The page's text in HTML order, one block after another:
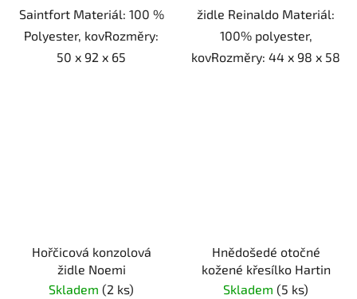
Saintfort Materiál: 100 %
Polyester, kovRozměry:
50 x 92 x 65
židle Reinaldo Materiál:
100% polyester,
kovRozměry: 44 x 98 x 58
Hořčicová konzolová
židle Noemi
Skladem (2 ks)
Hnědošedé otočné
kožené křesílko Hartin
Skladem (5 ks)